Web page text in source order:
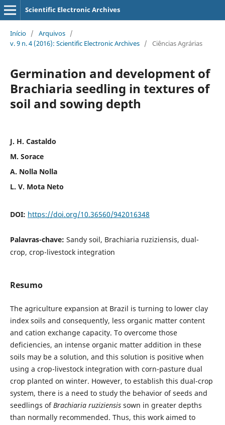
Scientific Electronic Archives
Início / Arquivos /
v. 9 n. 4 (2016): Scientific Electronic Archives / Ciências Agrárias
Germination and development of
Brachiaria seedling in textures of
soil and sowing depth
J. H. Castaldo
M. Sorace
A. Nolla Nolla
L. V. Mota Neto
DOI: https://doi.org/10.36560/942016348
Palavras-chave: Sandy soil, Brachiaria ruziziensis, dual-
crop, crop-livestock integration
Resumo
The agriculture expansion at Brazil is turning to lower clay
index soils and consequently, less organic matter content
and cation exchange capacity. To overcome those
deficiencies, an intense organic matter addition in these
soils may be a solution, and this solution is positive when
using a crop-livestock integration with corn-pasture dual
crop planted on winter. However, to establish this dual-crop
system, there is a need to study the behavior of seeds and
seedlings ofBrachiaria ruziziensissown in greater depths
than normally recommended. Thus, this work aimed to